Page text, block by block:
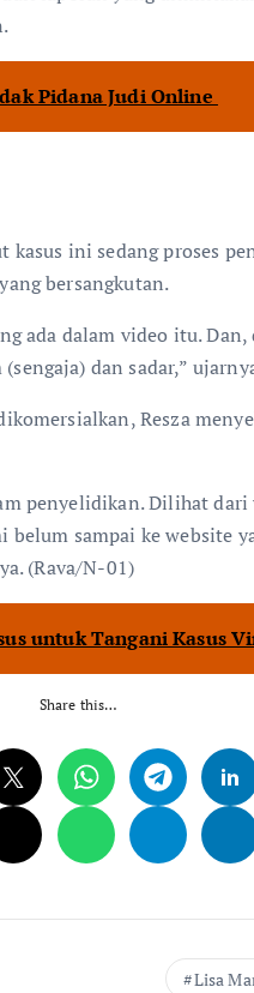
Pidana Judi Online
kasus ini sedang proses
bersangkutan.
ada dalam video itu.
dan sadar,”
Resza
penyelidikan. Dilihat
sampai ke website
(Rava/N-01)
untuk Tangani Kasus
Share this…
Lisa